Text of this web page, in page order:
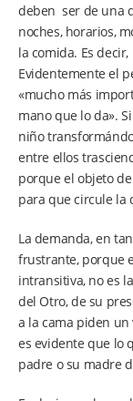
deben ser de una
noches, horarios,
la comida. Es
Evidentemente el
«mucho más
mano que lo da».
niño
entre ellos
porque el objeto
para que circule la
La demanda, en
frustrante, porque
intransitiva, no es
del Otro, de su
a la cama piden un
es evidente que lo
padre o su madre